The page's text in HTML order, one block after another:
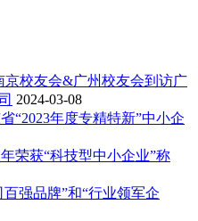
校友会&广州校友会到访广
2024-03-08
“2023年度专精特新”中小企
荣获“科技型中小企业”称
强品牌”和“行业领军企